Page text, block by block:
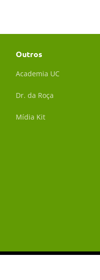
Outros
Academia UC
Dr. da Roça
Mídia Kit